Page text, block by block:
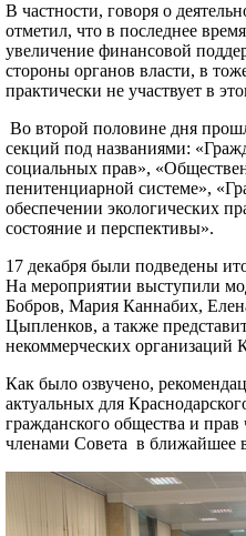
В частности, говоря о
отметил, что в последнее
увеличение финансовой
стороны органов власти, в
практически не участвует в
Во второй половине дня
секций под названиями:
социальных прав»,
пенитенциарной системе»,
обеспечении экологических
состояние и перспективы».
17 декабря были подведены
На мероприятии выступили
Бобров, Мария Каннабих,
Цыпленков, а также
некоммерческих организаций
Как было озвучено,
актуальных для
гражданского общества и
членами Совета в ближайшее